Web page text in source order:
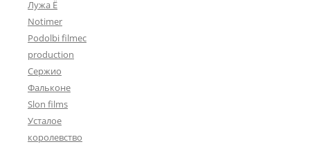
Лужа Ё
Notimer
Podolbi filmec
production
Сержио
Фальконе
Slon films
Усталое
королевство